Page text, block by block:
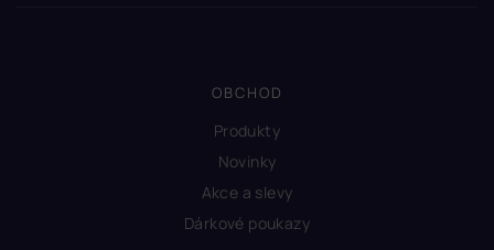
OBCHOD
Produkty
Novinky
Akce a slevy
Dárkové poukazy